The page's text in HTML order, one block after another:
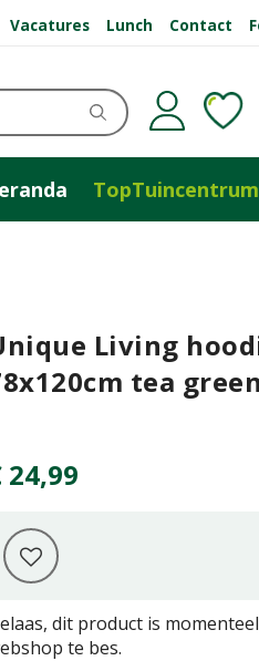
Vacatures Lunch Contact
Living
tea green
24,99
dit product is
te bes.